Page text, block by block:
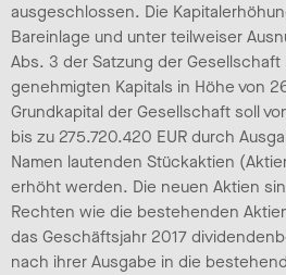
ausgeschlossen. Die
Bareinlage und unter teilweiser
Abs. 3 der Satzung der
genehmigten Kapitals in Höhe von
Grundkapital der Gesellschaft soll
bis zu 275.720.420 EUR durch
Namen lautenden Stückaktien
erhöht werden. Die neuen Aktien
Rechten wie die bestehenden
das Geschäftsjahr 2017
nach ihrer Ausgabe in die